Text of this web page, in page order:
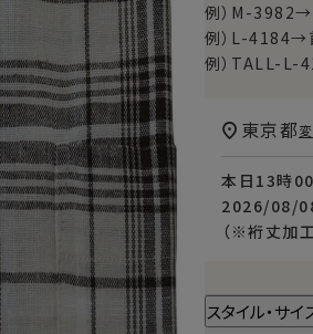
例）M-
例）L-4184→
例）TALL-L-
本日 13時
2026/08/08
（※裄丈加
東京都
スタイル・サ